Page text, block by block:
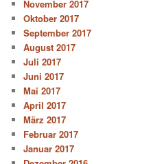
November 2017
Oktober 2017
September 2017
August 2017
Juli 2017
Juni 2017
Mai 2017
April 2017
März 2017
Februar 2017
Januar 2017